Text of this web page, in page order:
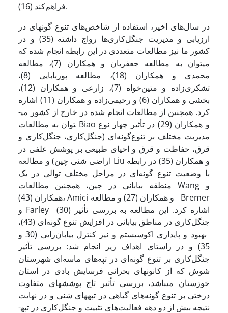
فراهم‌کند (16).
در سال‌های اخیر، استفاده از شاخص‌های تنوع گونه­ای در
ارزیابی و مدیریت جنگل‌کاری‌ها رواج داشته (35) و در
کشور ما نیز مطالعات متعددی در این رابطه انجام شده که
می­توان به مطالعه جعفریان و همکاران (7)، مطالعه
محمدی و همکاران (18)، مطالعه پوربابایی (8)،
تشکری‌زاده و متین‌خواه (7)، زارعی و همکاران (12)،
بخشی و همکاران (6) و رحیمی‌زاده و همکاران (11) اشاره
کرد. همچنین از مطالعات انجام شده در خارج از کشور می­
توان به مطالعات Biao و همکاران (29) در تأثیر چهار نوع
مدیریت مختلف بر تنوع‌گونه‌ای (جنگل‌کاری، جنگل‌کاری و
قرق، حفاظت و قرق و احیای طبیعی بر پوشش علفی در
اراضی شنی چین) و مطالعه Liu و همکاران (35) در رابطه
با وضعیت تنوع گونه‌ای در مراحل مختلف توالی در یک
منطقه بیابانی در چین، همچنین مطالعات Wang و
همکاران (43)، Amici و همکاران (27) و مطالعه Bremer
و Farley (30) اشاره کرد. این مطالعه به بررسی تأثیر
جنگل‌کاری در مناطق بیابانی در افزایش تنوع گونه‌ای (43)،
بهبود و پایداری اکوسیستم و نیز کنترل بیابان‌زایی (30 و
35) و در راستای اهداف زیر انجام شد: بررسی تأثیر
جنگل‌کاری بر تنوع گونه‌ای در تپه‌های ماسه‌ای شهرستان
شوش که از کانونهای بحرانی فرسایش بادی در استان
خوزستان می­باشد، بررسی تأثیر تاج پوشش­های متفاوت
درختی بر تنوع گونه‌های گیاهی در تپه­های شنی و در نهایت
نتیجه بیش از دو دهه فعالیت‌های تثبیت و جنگل‌کاری در تپه­